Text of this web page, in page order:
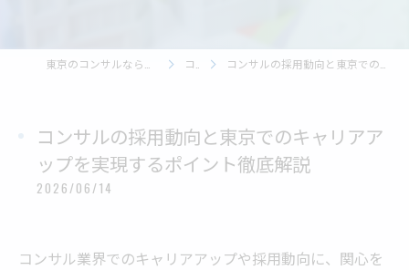
コラム コンサルの採用動向と東京でのキャリアアップを実現するポイント徹底解説
コンサルの採用動向と東京でのキャリアア
ップを実現するポイント徹底解説
2026/06/14
コンサル業界でのキャリアアップや採用動向に、関心を